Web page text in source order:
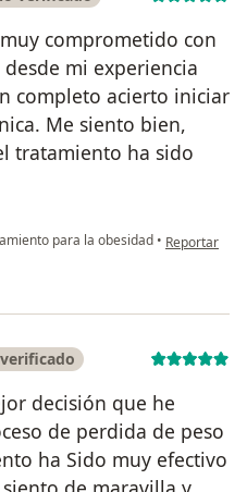
comprometido con
mi experiencia
completo acierto iniciar
Me siento bien,
tratamiento ha sido
para la obesidad • en opinión
Reportar
decisión que he
de perdida de peso
ha Sido muy efectivo